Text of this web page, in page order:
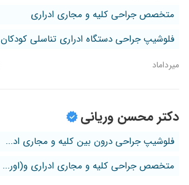
متخصص جراحی کلیه و مجاری ادراری
فلوشیپ جراحی دستگاه ادراری تناسلی کودکان
میرداماد
دکتر محسن وریانی
فلوشیپ جراحی درون بین کلیه و مجاری اد...
متخصص جراحی کلیه و مجاری ادراری و(اور...